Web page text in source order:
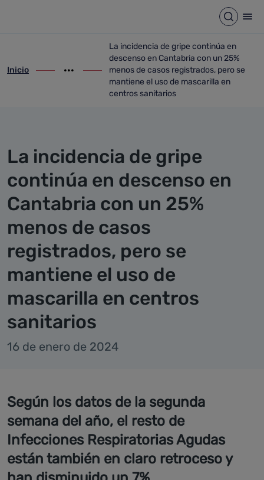
Abrir
ir-a inicio
Inicio
Mostrar opciones del camino de migas
ir-a La incidencia de gripe continúa en
La incidencia de gripe continúa en
descenso en Cantabria con un 25%
menos de casos registrados, pero se
mantiene el uso de mascarilla en
centros sanitarios
La incidencia de gripe
continúa en descenso en
Cantabria con un 25%
menos de casos
registrados, pero se
mantiene el uso de
mascarilla en centros
sanitarios
16 de enero de 2024
Según los datos de la segunda
semana del año, el resto de
Infecciones Respiratorias Agudas
están también en claro retroceso y